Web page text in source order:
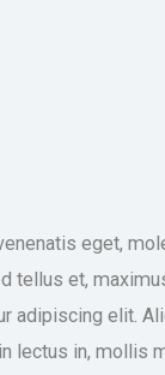
eget,
tellus et,
adipiscing elit.
lectus in, mollis